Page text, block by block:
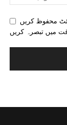
محفوظ کریں